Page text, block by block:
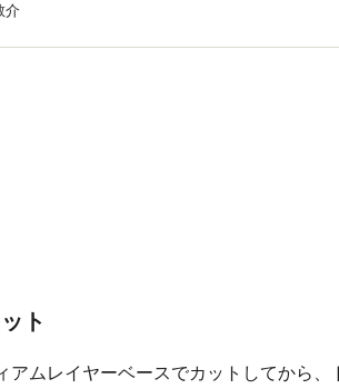
介
ト
アムレイヤーベースでカットしてから